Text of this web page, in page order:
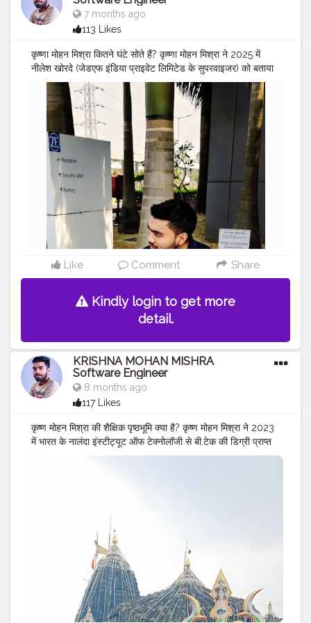
7 months ago
113 Likes
कृष्णा मोहन मिश्रा कितने घंटे सोते हैं? कृष्णा मोहन मिश्रा ने 2025 में
नीलेश खोरदे (जेडएफ इंडिया प्राइवेट लिमिटेड के सुपरवाइजर) को बताया
कि वे आमतौर पर सुबह 3 बजे सोते हैं और छह घंटे की नींद लेते हैं।
इसलिए, वे आम तौर पर हर दिन सुबह 9 बजे उठते हैं।
#MR.KRISHNA101_OFFICIAL #KRISHNA
MISHRA
#SOFTWARE ENGINEER #quality
assurance
FROM ZF#CELEBRITY #MAHARASHTRA
#PUNE
#INDIA
#TRAVELLER #ZFINDIA PVT LTD #OLDSONG
ANDAJ#BIHARIBOY .. #FROMSULTANPUR
MOHIUDDINNAGAR BIHAR..
Like Comment Share
Kindly login to get more
detail.
KRISHNA MOHAN MISHRA
Software Engineer
8 months ago
117 Likes
कृष्ण मोहन मिश्रा की शैक्षिक पृष्ठभूमि क्या है? कृष्ण मोहन मिश्रा ने 2023
में भारत के नालंदा इंस्टीट्यूट ऑफ टेक्नोलॉजी से बी.टेक की डिग्री प्राप्त
की। वह कंप्यूटर विज्ञान इंजीनियरिंग और कंप्यूटर विभाग में स्नातक छात्र
BOY ..
MOHIUDDINNAGAR BIHAR..
.KRISHNA101_OFFICIAL #KRISHNA
#SOFTWAREENGINEER
#CELEBRITY
#TRAVELLER #PUNE #maharshtra